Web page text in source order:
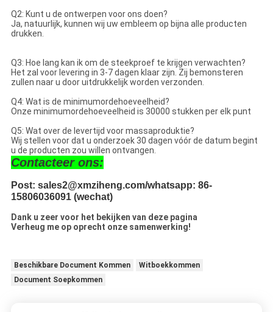
Q2: Kunt u de ontwerpen voor ons doen?
Ja, natuurlijk, kunnen wij uw embleem op bijna alle producten
drukken.
Q3: Hoe lang kan ik om de steekproef te krijgen verwachten?
Het zal voor levering in 3-7 dagen klaar zijn. Zij bemonsteren
zullen naar u door uitdrukkelijk worden verzonden.
Q4: Wat is de minimumordehoeveelheid?
Onze minimumordehoeveelheid is 30000 stukken per elk punt
Q5: Wat over de levertijd voor massaproduktie?
Wij stellen voor dat u onderzoek 30 dagen vóór de datum begint
u de producten zou willen ontvangen.
Contacteer ons:
Post: sales2@xmziheng.com/whatsapp: 86-
15806036091 (wechat)
Dank u zeer voor het bekijken van deze pagina
Verheug me op oprecht onze samenwerking!
Beschikbare Document Kommen
Witboekkommen
Document Soepkommen